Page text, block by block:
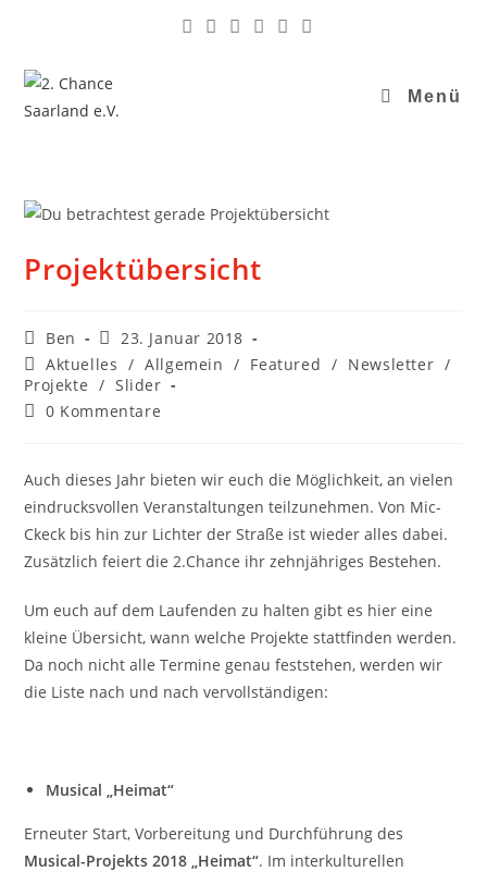
Menü
Projektübersicht
Ben
23. Januar 2018
Aktuelles / Allgemein / Featured / Newsletter /
Projekte / Slider
0 Kommentare
Auch dieses Jahr bieten wir euch die Möglichkeit, an vielen
eindrucksvollen Veranstaltungen teilzunehmen. Von Mic-
Ckeck bis hin zur Lichter der Straße ist wieder alles dabei.
Zusätzlich feiert die 2.Chance ihr zehnjähriges Bestehen.
Um euch auf dem Laufenden zu halten gibt es hier eine
kleine Übersicht, wann welche Projekte stattfinden werden.
Da noch nicht alle Termine genau feststehen, werden wir
die Liste nach und nach vervollständigen:
Musical „Heimat“
Erneuter Start, Vorbereitung und Durchführung des
Musical-Projekts 2018 „Heimat“. Im interkulturellen